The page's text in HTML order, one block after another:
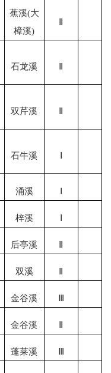
蕉溪(大
樟溪)
Ⅱ
石龙溪 Ⅱ
双芹溪 Ⅱ
石牛溪 Ⅰ
涌溪 Ⅰ
梓溪 Ⅰ
后亭溪 Ⅱ
双溪 Ⅱ
金谷溪 Ⅲ
金谷溪 Ⅱ
蓬莱溪 Ⅲ